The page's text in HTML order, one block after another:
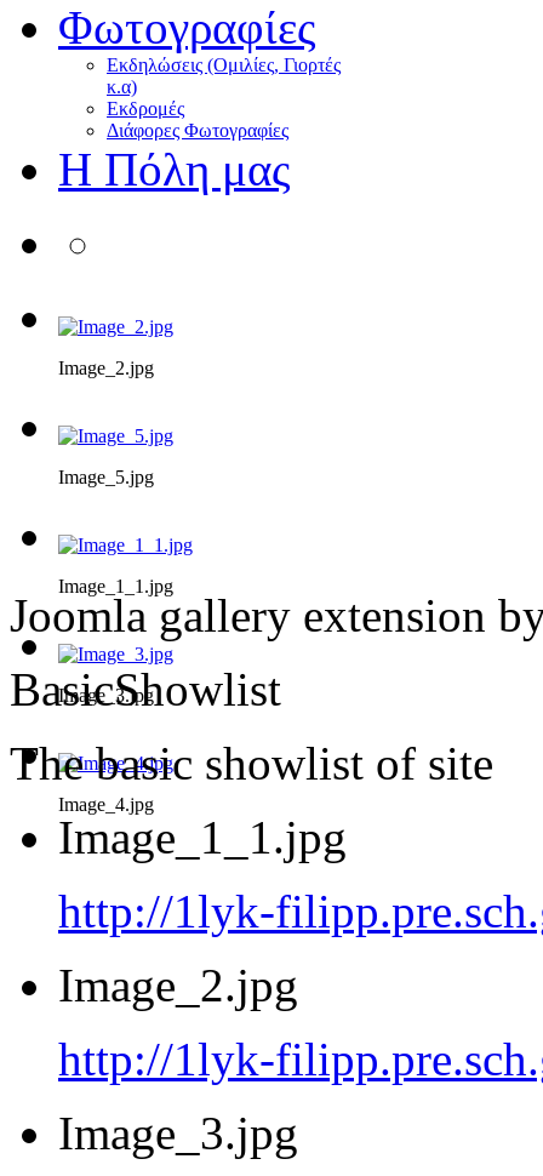
Φωτογραφίες
Εκδηλώσεις (Ομιλίες, Γιορτές
κ.α)
Εκδρομές
Διάφορες Φωτογραφίες
Η Πόλη μας
Image_2.jpg
Image_5.jpg
Image_1_1.jpg
Image_3.jpg
Image_4.jpg
Joomla gallery extension
BasicShowlist
The basic showlist of site
Image_1_1.jpg
http://1lyk-
Image_2.jpg
http://1lyk-
Image_3.jpg